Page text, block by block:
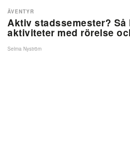
Aktiv stadssemester?
aktiviteter med rörelse
ÄVENTYR
Selma Nyström